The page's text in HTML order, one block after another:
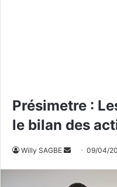
Présimetre :
le bilan des
Willy SAGBE 09/04/